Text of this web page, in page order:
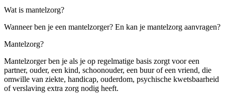
Wat is mantelzorg?
Wanneer ben je een mantelzorger? En kan je mantelzorg aanvragen?
Mantelzorg?
Mantelzorger ben je als je op regelmatige basis zorgt voor een
partner, ouder, een kind, schoonouder, een buur of een vriend, die
omwille van ziekte, handicap, ouderdom, psychische kwetsbaarheid
of verslaving extra zorg nodig heeft.